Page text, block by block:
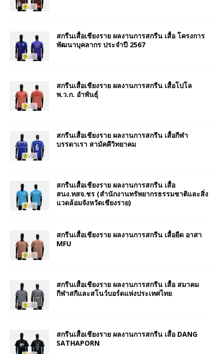
สกรีนเสื้อเชียงราย ผลงานการสกรีน เสื้อ โครงการ
พัฒนาบุคลากร ประจำปี 2567
สกรีนเสื้อเชียงราย ผลงานการสกรีน เสื้อโปโล
พ.ว.ก. อำพันธุ์
สกรีนเสื้อเชียงราย ผลงานการสกรีน เสื้อกีฬา
บรรดาเรา สามัคคีวิทยาคม
สกรีนเสื้อเชียงราย ผลงานการสกรีน เสื้อ
สนง.ทสจ.ชร (สำนักงานทรัพยากรธรรมชาติและสิ่ง
แวดล้อมจังหวัดเชียงราย)
สกรีนเสื้อเชียงราย ผลงานการสกรีน เสื้อยืด อาสา
MFU
สกรีนเสื้อเชียงราย ผลงานการสกรีน เสื้อ สมาคม
กีฬาสกีและสโนว์บอร์ดแห่งประเทศไทย
สกรีนเสื้อเชียงราย ผลงานการสกรีน เสื้อ DANG
SATHAPORN